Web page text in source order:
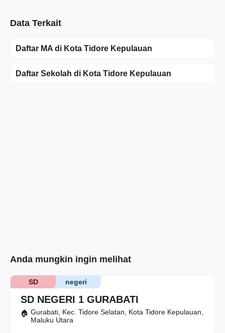
Data Terkait
Daftar MA di Kota Tidore Kepulauan
Daftar Sekolah di Kota Tidore Kepulauan
Anda mungkin ingin melihat
SD NEGERI 1 GURABATI
negeri
SD
Gurabati, Kec. Tidore Selatan, Kota Tidore Kepulauan,
Maluku Utara